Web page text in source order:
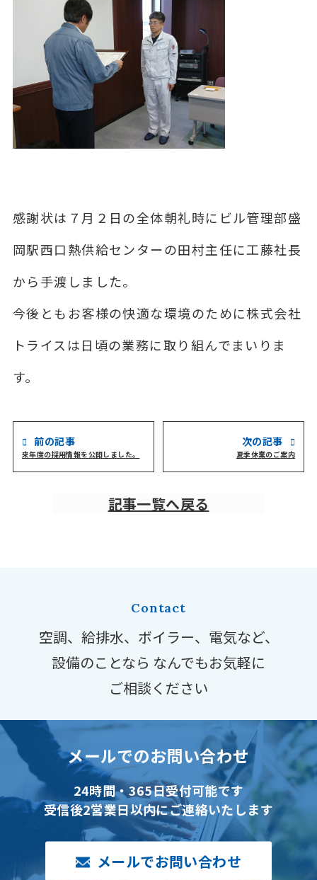
感謝状は７月２日の全体朝礼時にビル管理部盛
岡駅西口熱供給センターの田村主任に工藤社長
から手渡しました。
今後ともお客様の快適な環境のために株式会社
トライスは日頃の業務に取り組んでまいりま
す。
前の記事
来年度の採用情報を公開しました。 夏季休業のご案内
次の記事
記事一覧へ戻る
Contact
空調、給排水、ボイラー、電気など、
設備のことなら なんでもお気軽に
ご相談ください
メールでのお問い合わせ
24時間・365日受付可能です
受信後2営業日以内にご連絡いたします
メールでお問い合わせ